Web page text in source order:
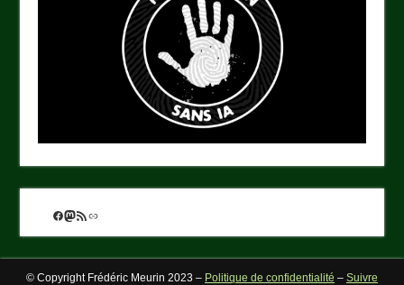
Facebook
Mastodon
Flux RSS
Lien
© Copyright Frédéric Meurin 2023 – Politique de confidentialité – Suivre